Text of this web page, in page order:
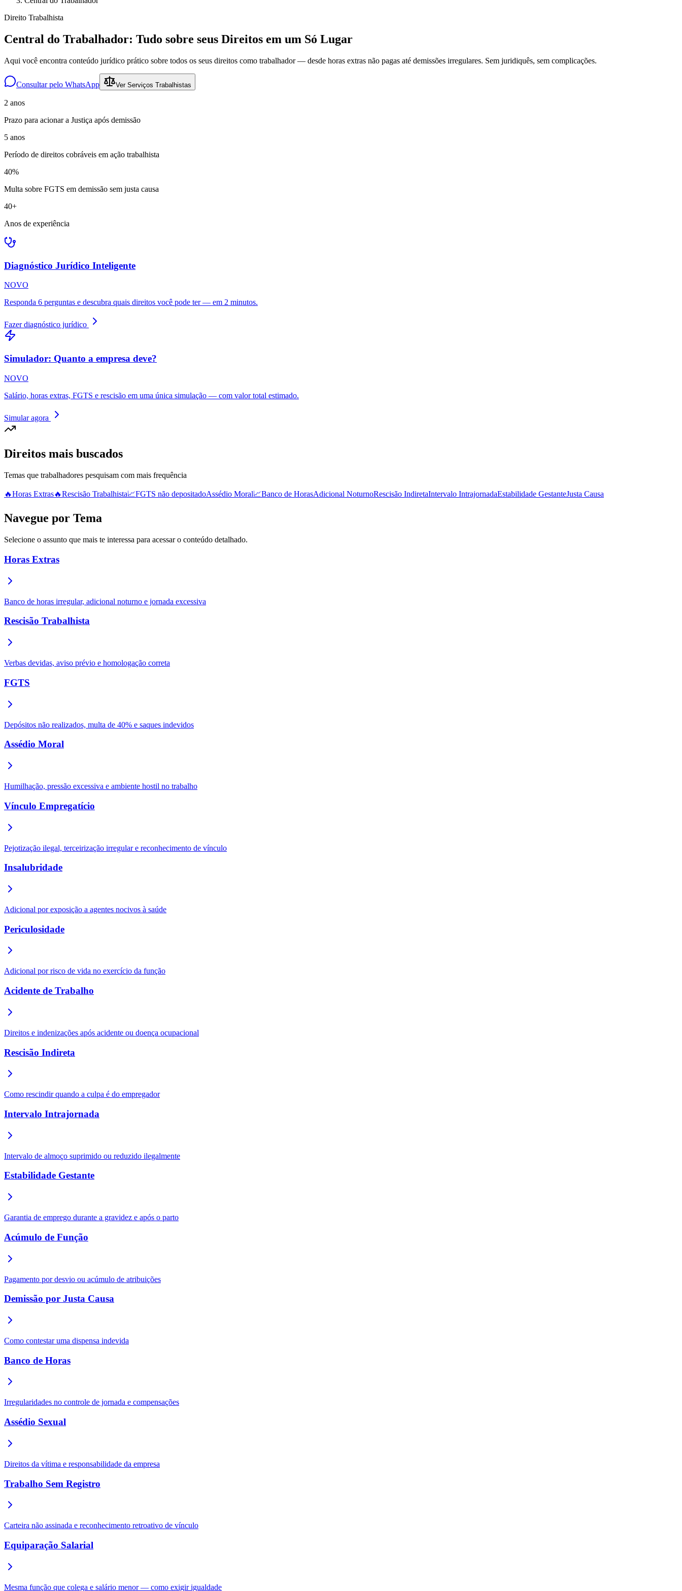
Direito Trabalhista
Central do Trabalhador: Tudo sobre seus Direitos em um Só Lugar
Aqui você encontra conteúdo jurídico prático sobre todos os seus direitos como trabalhador — desde horas extras não pagas até demissões irregulares. Sem juridiquês, sem complicações.
Consultar pelo WhatsApp Ver Serviços Trabalhistas
2 anos
Prazo para acionar a Justiça após demissão
5 anos
Período de direitos cobráveis em ação trabalhista
40%
Multa sobre FGTS em demissão sem justa causa
40+
Anos de experiência
Diagnóstico Jurídico Inteligente
NOVO
Responda 6 perguntas e descubra quais direitos você pode ter — em 2 minutos.
Fazer diagnóstico jurídico
Simulador: Quanto a empresa deve?
NOVO
Salário, horas extras, FGTS e rescisão em uma única simulação — com valor total estimado.
Simular agora
Direitos mais buscados
Temas que trabalhadores pesquisam com mais frequência
🔥Horas Extras🔥Rescisão Trabalhista📈FGTS não depositadoAssédio Moral📈Banco de HorasAdicional NoturnoRescisão IndiretaIntervalo IntrajornadaEstabilidade GestanteJusta Causa
Navegue por Tema
Selecione o assunto que mais te interessa para acessar o conteúdo detalhado.
Horas Extras
Banco de horas irregular, adicional noturno e jornada excessiva
Rescisão Trabalhista
Verbas devidas, aviso prévio e homologação correta
FGTS
Depósitos não realizados, multa de 40% e saques indevidos
Assédio Moral
Humilhação, pressão excessiva e ambiente hostil no trabalho
Vínculo Empregatício
Pejotização ilegal, terceirização irregular e reconhecimento de vínculo
Insalubridade
Adicional por exposição a agentes nocivos à saúde
Periculosidade
Adicional por risco de vida no exercício da função
Acidente de Trabalho
Direitos e indenizações após acidente ou doença ocupacional
Rescisão Indireta
Como rescindir quando a culpa é do empregador
Intervalo Intrajornada
Intervalo de almoço suprimido ou reduzido ilegalmente
Estabilidade Gestante
Garantia de emprego durante a gravidez e após o parto
Acúmulo de Função
Pagamento por desvio ou acúmulo de atribuições
Demissão por Justa Causa
Como contestar uma dispensa indevida
Banco de Horas
Irregularidades no controle de jornada e compensações
Assédio Sexual
Direitos da vítima e responsabilidade da empresa
Trabalho Sem Registro
Carteira não assinada e reconhecimento retroativo de vínculo
Equiparação Salarial
Mesma função que colega e salário menor — como exigir igualdade